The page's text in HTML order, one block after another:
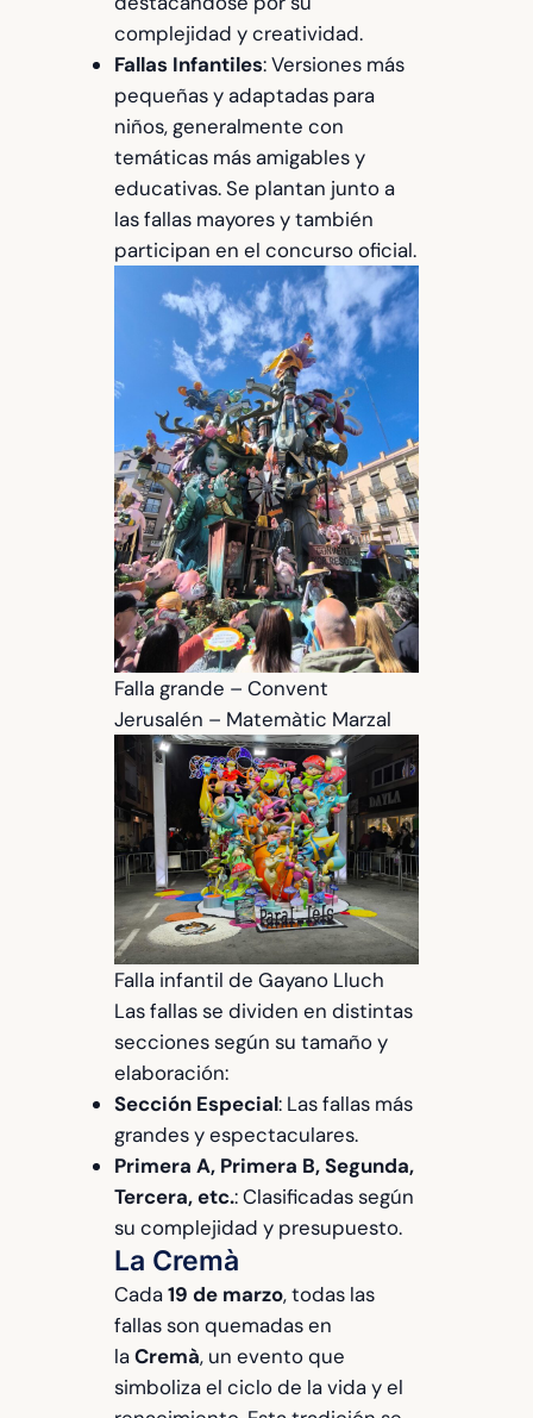
complejidad y creatividad.
Fallas Infantiles: Versiones más
pequeñas y adaptadas para
niños, generalmente con
temáticas más amigables y
educativas. Se plantan junto a
las fallas mayores y también
participan en el concurso oficial.
Falla grande – Convent
Jerusalén – Matemàtic Marzal
Falla infantil de Gayano Lluch
Las fallas se dividen en distintas
secciones según su tamaño y
elaboración:
Sección Especial: Las fallas más
grandes y espectaculares.
Primera A, Primera B, Segunda,
Tercera, etc.: Clasificadas según
su complejidad y presupuesto.
La Cremà
Cada19 de marzo, todas las
fallas son quemadas en
laCremà, un evento que
simboliza el ciclo de la vida y el